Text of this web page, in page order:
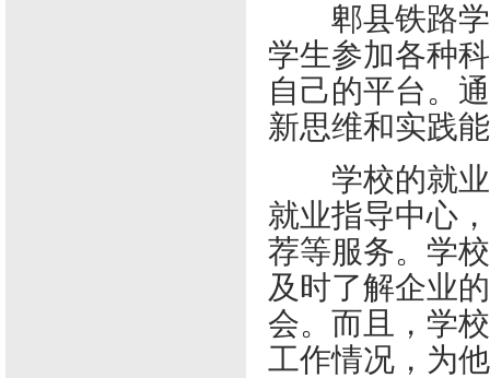
郫县铁路学
学生参加各种
自己的平台。
新思维和实践
学校的就业
就业指导中心
荐等服务。学
及时了解企业
会。而且，学
工作情况，为